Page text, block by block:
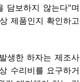
담보하지 않는다"며
제품인지 확인하고
생한 하자는 제조사
수리비를 요구하거